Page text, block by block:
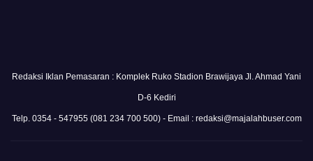
Redaksi Iklan Pemasaran : Komplek Ruko Stadion Brawijaya Jl. Ahmad Yani
D-6 Kediri
Telp. 0354 - 547955 (081 234 700 500) - Email : redaksi@majalahbuser.com